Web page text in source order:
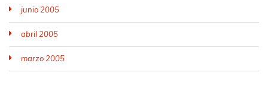
junio 2005
abril 2005
marzo 2005